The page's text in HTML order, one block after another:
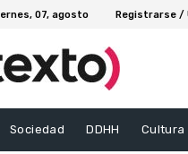
07, agosto Registrarse /
Sociedad DDHH Cultura